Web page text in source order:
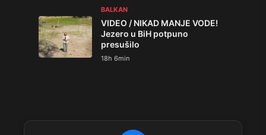
BALKAN
VIDEO / NIKAD MANJE VODE!
Jezero u BiH potpuno
presušilo
18h 6min